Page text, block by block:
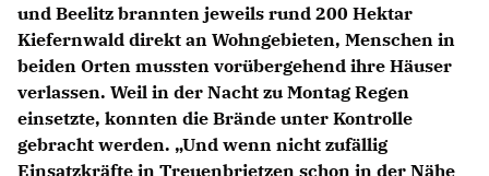
und Beelitz brannten jeweils rund 200 Hektar
Kiefernwald direkt an Wohngebieten, Menschen in
beiden Orten mussten vorübergehend ihre Häuser
verlassen. Weil in der Nacht zu Montag Regen
einsetzte, konnten die Brände unter Kontrolle
gebracht werden. „Und wenn nicht zufällig
Einsatzkräfte in Treuenbrietzen schon in der Nähe